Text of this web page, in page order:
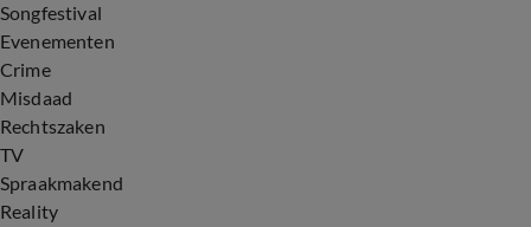
Songfestival
Evenementen
Crime
Misdaad
Rechtszaken
TV
Spraakmakend
Reality